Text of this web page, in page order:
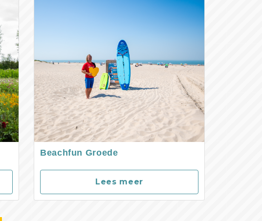
Beachfun Groede
Lees meer